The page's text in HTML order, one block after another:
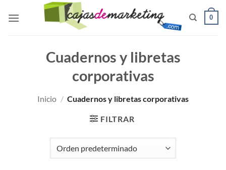
0
Cuadernos y libretas
corporativas
Inicio / Cuadernos y libretas corporativas
FILTRAR